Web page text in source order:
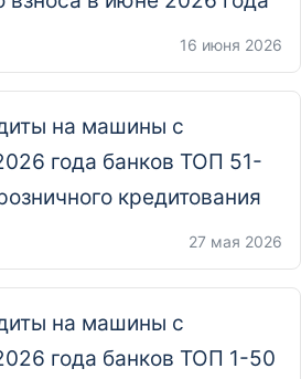
16 июня 2026
на машины с
года банков ТОП 51-
кредитования
27 мая 2026
на машины с
года банков ТОП 1-50